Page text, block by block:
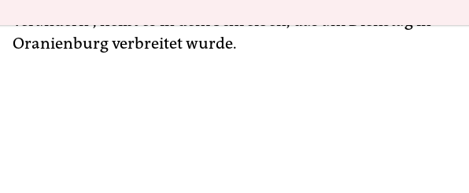
verändern“, heißt es in dem Schreiben, das am Dienstag in
Oranienburg verbreitet wurde.